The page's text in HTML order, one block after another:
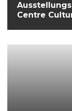
Centre